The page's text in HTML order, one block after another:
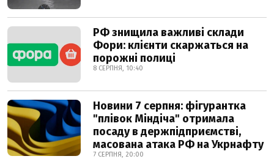
РФ знищила важливі склади
Фори: клієнти скаржаться на
порожні полиці
8 СЕРПНЯ, 10:40
Новини 7 серпня: фігурантка
"плівок Міндіча" отримала
посаду в держпідприємстві,
масована атака РФ на Укрнафту
7 СЕРПНЯ, 20:00